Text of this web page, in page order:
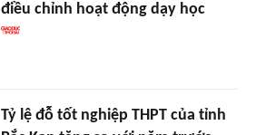
điều chỉnh hoạt động dạy học
Tỷ lệ đỗ tốt nghiệp THPT của tỉnh